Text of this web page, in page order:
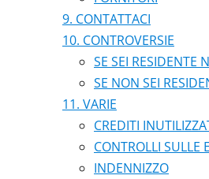
CONTATTACI
CONTROVERSIE
SE SEI RESIDENTE
SE NON SEI
VARIE
CREDITI
CONTROLLI SULLE
INDENNIZZO